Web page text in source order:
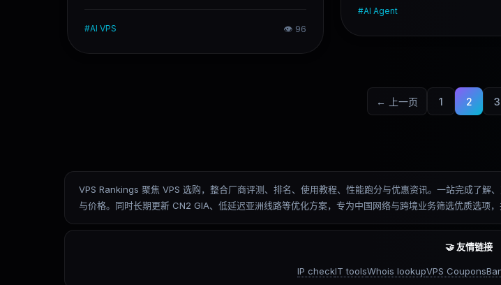
#AI VPS 👁 96
#AI Agent
← 上一页 1 2 3
VPS Rankings 聚焦 VPS 选购，整合厂商评测、排名、使用教程、性能跑分与优惠资讯。一站完成了
与价格。同时长期更新 CN2 GIA、低延迟亚洲线路等优化方案，专为中国网络与跨境业务筛选优质选项
🤝 友情链接
IP checkIT toolsWhois lookupVPS Coupons